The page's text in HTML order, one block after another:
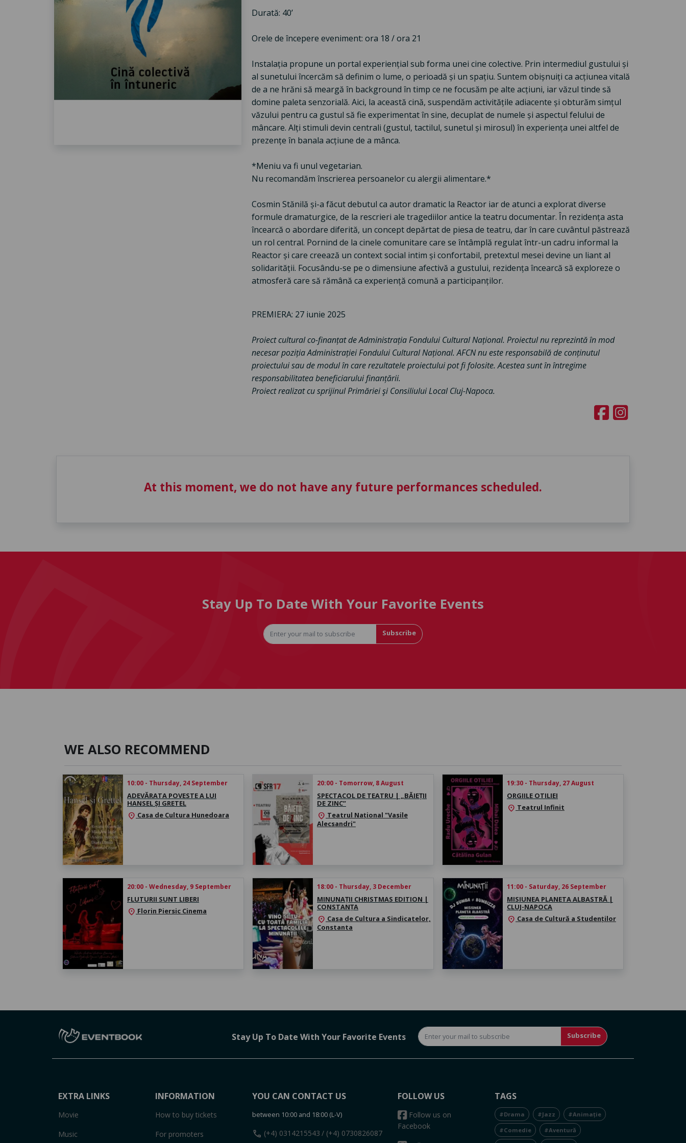
Durată: 40’
Orele de începere eveniment: ora 18 / ora 21
Instalația propune un portal experiențial sub forma unei cine colective. Prin intermediul gustului și
al sunetului încercăm să definim o lume, o perioadă și un spațiu. Suntem obișnuiți ca acțiunea vitală
de a ne hrăni să meargă în background în timp ce ne focusăm pe alte acțiuni, iar văzul tinde să
domine paleta senzorială. Aici, la această cină, suspendăm activitățile adiacente și obturăm simțul
văzului pentru ca gustul să fie experimentat în sine, decuplat de numele și aspectul felului de
mâncare. Alți stimuli devin centrali (gustul, tactilul, sunetul și mirosul) în experiența unei altfel de
prezențe în banala acțiune de a mânca.
*Meniu va fi unul vegetarian.
Nu recomandăm înscrierea persoanelor cu alergii alimentare.*
Cosmin Stănilă și-a făcut debutul ca autor dramatic la Reactor iar de atunci a explorat diverse
formule dramaturgice, de la rescrieri ale tragediilor antice la teatru documentar. În rezidența asta
încearcă o abordare diferită, un concept depărtat de piesa de teatru, dar în care cuvântul păstrează
un rol central. Pornind de la cinele comunitare care se întâmplă regulat într-un cadru informal la
Reactor și care creează un context social intim și confortabil, pretextul mesei devine un liant al
solidarității. Focusându-se pe o dimensiune afectivă a gustului, rezidența încearcă să exploreze o
atmosferă care să rămână ca experiență comună a participanților.
PREMIERA: 27 iunie 2025
Proiect cultural co-finanțat de Administrația Fondului Cultural Național. Proiectul nu reprezintă în mod
necesar poziția Administrației Fondului Cultural Național. AFCN nu este responsabilă de conținutul
proiectului sau de modul în care rezultatele proiectului pot fi folosite. Acestea sunt în întregime
responsabilitatea beneficiarului finanțării.
Proiect realizat cu sprijinul Primăriei şi Consiliului Local Cluj-Napoca.
At this moment, we do not have any future performances scheduled.
Stay Up To Date With Your Favorite Events
Subscribe
WE ALSO RECOMMEND
10:00 - Thursday, 24 September
ADEVĂRATA POVESTE A LUI
HANSEL ȘI GRETEL
location_on Casa de Cultura Hunedoara
20:00 - Tomorrow, 8 August
SPECTACOL DE TEATRU | „BĂIEȚII
DE ZINC”
location_on Teatrul Național "Vasile
Alecsandri"
19:30 - Thursday, 27 August
ORGIILE OTILIEI
location_on Teatrul Infinit
20:00 - Wednesday, 9 September
FLUTURII SUNT LIBERI
location_on Florin Piersic Cinema
18:00 - Thursday, 3 December
MINUNAȚII CHRISTMAS EDITION |
CONSTANȚA
location_on Casa de Cultura a Sindicatelor,
Constanta
11:00 - Saturday, 26 September
MISIUNEA PLANETA ALBASTRĂ |
CLUJ-NAPOCA
location_on Casa de Cultură a Studenților
Stay Up To Date With Your Favorite Events Subscribe
EXTRA LINKS
Movie
Music
INFORMATION
How to buy tickets
For promoters
YOU CAN CONTACT US
between 10:00 and 18:00 (L-V)
call (+4) 0314215543 / (+4) 0730826087
FOLLOW US
Follow us on
Facebook
TAGS
#Drama #Jazz #Animație
#Comedie #Aventură